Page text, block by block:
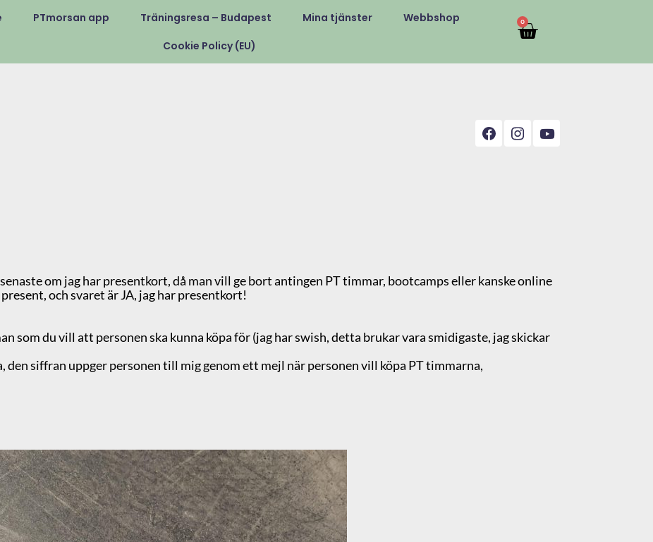
PTmorsan app Träningsresa – Budapest Mina tjänster
Webbshop
Cookie Policy (EU)
0
om jag har presentkort, då man vill ge bort antingen PT timmar, bootcamps eller kanske online
och svaret är JA, jag har presentkort!
som du vill att personen ska kunna köpa för (jag har swish, detta brukar vara smidigaste, jag skickar
den siffran uppger personen till mig genom ett mejl när personen vill köpa PT timmarna,